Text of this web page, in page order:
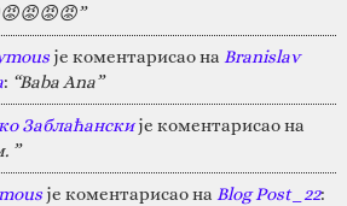
је коментарисао на Branislav
: “Baba Ana”
Заблаћанскије коментарисао на
”
је коментарисао на Blog Post_22: